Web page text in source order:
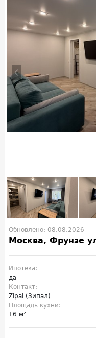
Обновлено: 08.08.2026
Москва, Фрунзе
Ипотека:
да
Контакт:
Zipal (Зипал)
Площадь кухни:
16 м²